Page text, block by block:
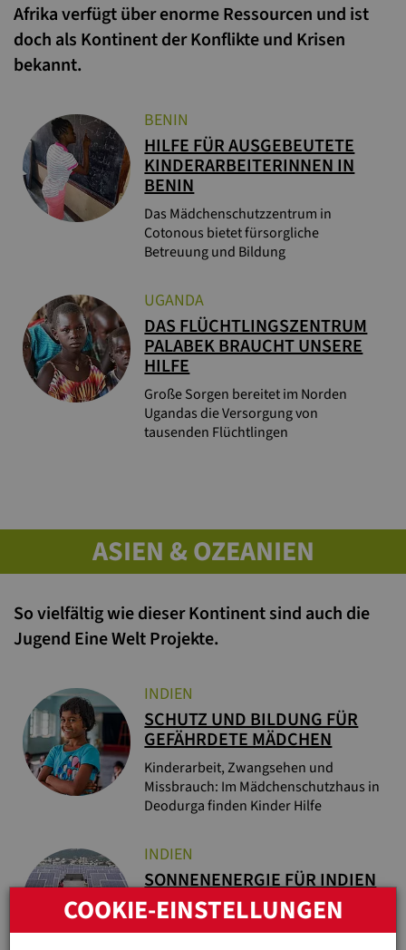
Afrika verfügt über enorme Ressourcen und ist
doch als Kontinent der Konflikte und Krisen
bekannt.
BENIN
HILFE FÜR AUSGEBEUTETE
KINDERARBEITERINNEN IN
BENIN
Das Mädchenschutzzentrum in
Cotonous bietet fürsorgliche
Betreuung und Bildung
UGANDA
DAS FLÜCHTLINGSZENTRUM
PALABEK BRAUCHT UNSERE
HILFE
Große Sorgen bereitet im Norden
Ugandas die Versorgung von
tausenden Flüchtlingen
ASIEN & OZEANIEN
So vielfältig wie dieser Kontinent sind auch die
Jugend Eine Welt Projekte.
INDIEN
SCHUTZ UND BILDUNG FÜR
GEFÄHRDETE MÄDCHEN
Kinderarbeit, Zwangsehen und
Missbrauch: Im Mädchenschutzhaus in
Deodurga finden Kinder Hilfe
INDIEN
SONNENENERGIE FÜR INDIEN
Hilfsprojekte mit Solarenergie
COOKIE-EINSTELLUNGEN